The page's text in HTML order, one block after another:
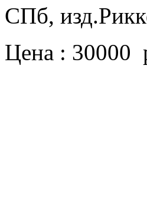
СПб,
Цена : 30000